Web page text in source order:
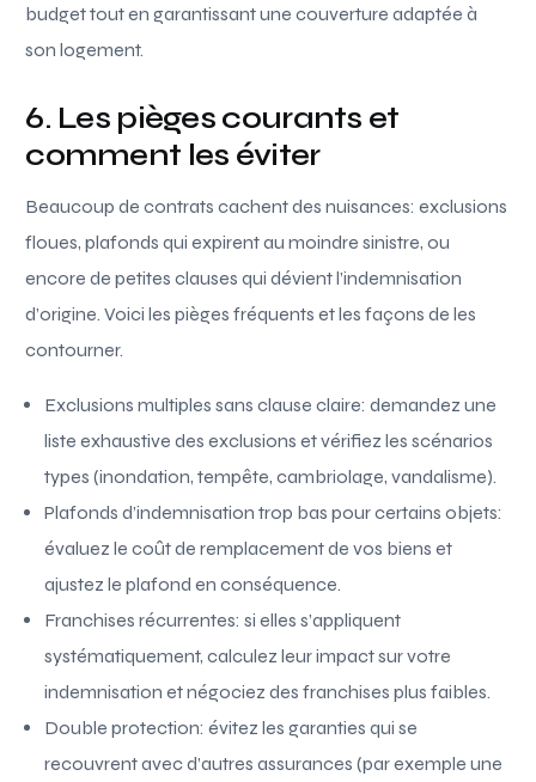
budget tout en garantissant une couverture adaptée à
son logement.
6. Les pièges courants et
comment les éviter
Beaucoup de contrats cachent des nuisances: exclusions
floues, plafonds qui expirent au moindre sinistre, ou
encore de petites clauses qui dévient l’indemnisation
d’origine. Voici les pièges fréquents et les façons de les
contourner.
Exclusions multiples sans clause claire: demandez une
liste exhaustive des exclusions et vérifiez les scénarios
types (inondation, tempête, cambriolage, vandalisme).
Plafonds d’indemnisation trop bas pour certains objets:
évaluez le coût de remplacement de vos biens et
ajustez le plafond en conséquence.
Franchises récurrentes: si elles s’appliquent
systématiquement, calculez leur impact sur votre
indemnisation et négociez des franchises plus faibles.
Double protection: évitez les garanties qui se
recouvrent avec d’autres assurances (par exemple une